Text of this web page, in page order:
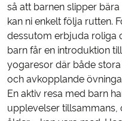
så att barnen slipper
kan ni enkelt följa rutten.
dessutom erbjuda roliga
barn får en introduktion
yogaresor där både
och avkopplande
En aktiv resa med barn
upplevelser tillsammans,